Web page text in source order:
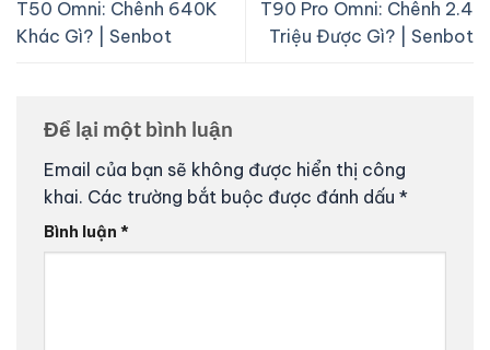
T50 Omni: Chênh 640K
Khác Gì? | Senbot
T90 Pro Omni: Chênh 2.4
Triệu Được Gì? | Senbot
Để lại một bình luận
Email của bạn sẽ không được hiển thị công
khai. Các trường bắt buộc được đánh dấu *
Bình luận *